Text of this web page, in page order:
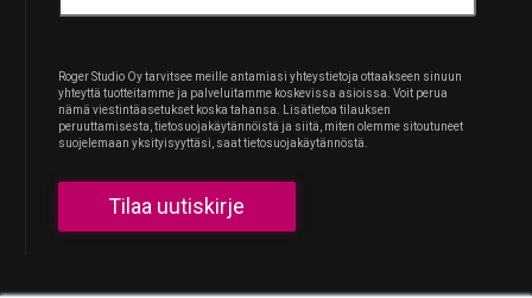
Roger Studio Oy tarvitsee meille antamiasi yhteystietoja ottaakseen sinuun
yhteyttä tuotteitamme ja palveluitamme koskevissa asioissa. Voit perua
nämä viestintäasetukset koska tahansa. Lisätietoa tilauksen
peruuttamisesta, tietosuojakäytännöistä ja siitä, miten olemme sitoutuneet
suojelemaan yksityisyyttäsi, saat tietosuojakäytännöstä.